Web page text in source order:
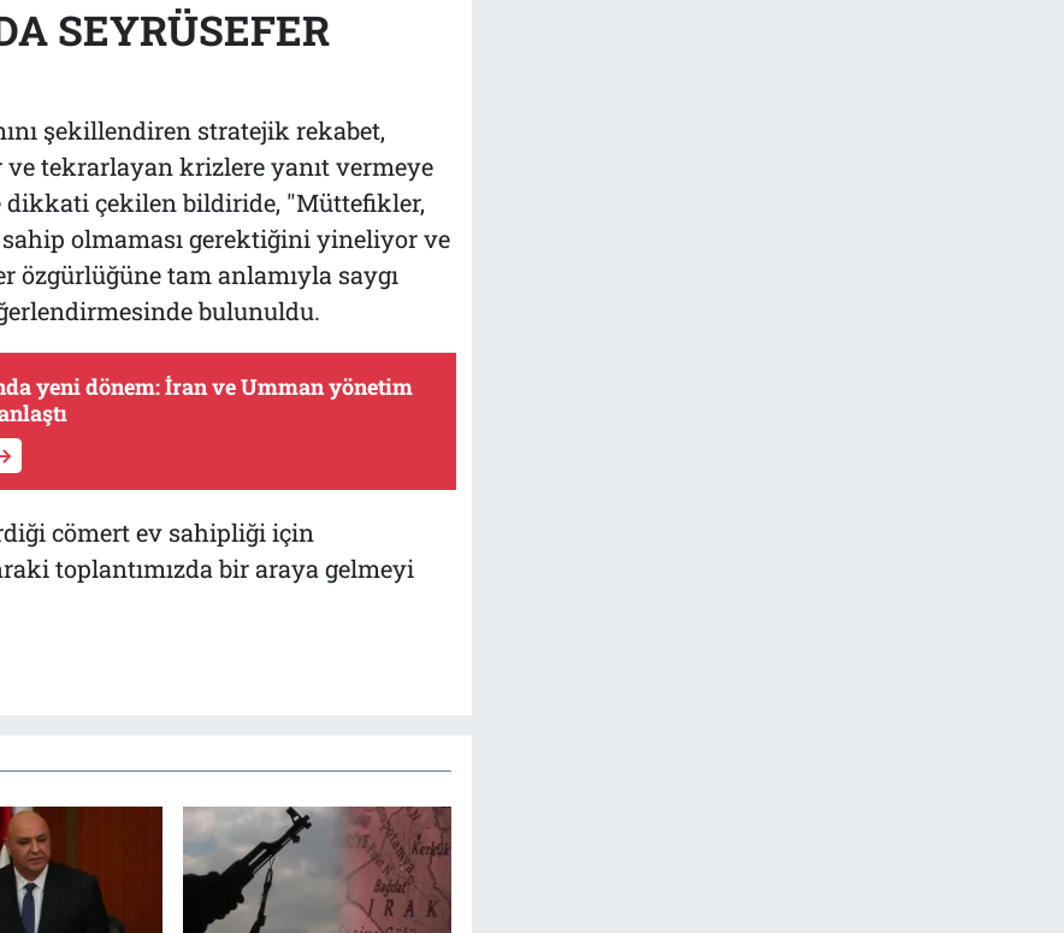
SEYRÜSEFER
şekillendiren stratejik rekabet,
tekrarlayan krizlere yanıt vermeye
çekilen bildiride, "Müttefikler,
olmaması gerektiğini yineliyor ve
özgürlüğüne tam anlamıyla saygı
bulunuldu.
yeni dönem: İran ve Umman yönetim
cömert ev sahipliği için
toplantımızda bir araya gelmeyi